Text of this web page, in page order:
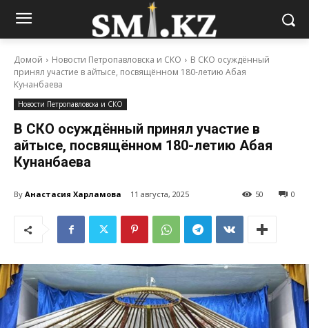
Домой Новости Петропавловска и СКО
В СКО осуждённый
принял участие в айтысе, посвящённом 180-летию Абая
Кунанбаева
Новости Петропавловска и СКО
В СКО осуждённый принял участие в
айтысе, посвящённом 180-летию Абая
Кунанбаева
By Анастасия Харламова 11 августа, 2025 0
50